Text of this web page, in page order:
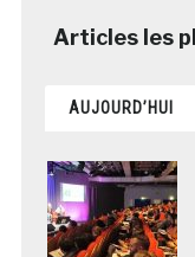
AUJOURD’HUI